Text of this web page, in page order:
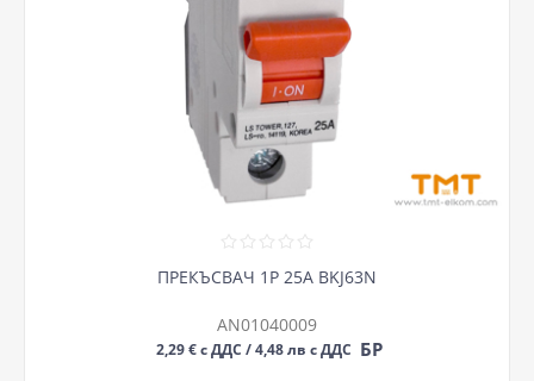
ПРЕКЪСВАЧ 1P 25А BKJ63N
AN01040009
2,29 € с ДДС / 4,48 лв с ДДС БР